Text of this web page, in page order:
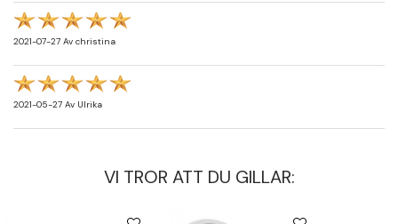
2021-07-27 Av christina
2021-05-27 Av Ulrika
VI TROR ATT DU GILLAR: